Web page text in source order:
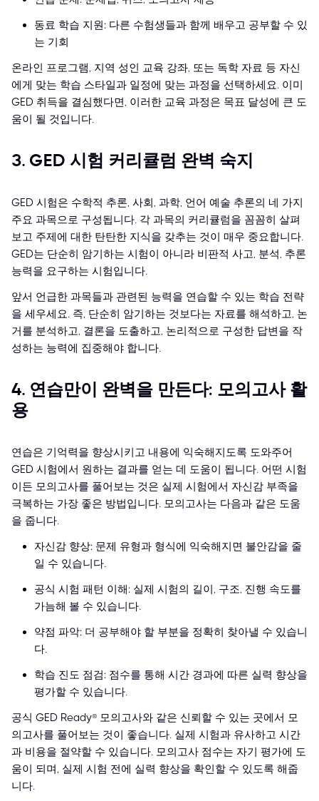
동료 학습 지원: 다른 수험생들과 함께 배우고 공부할 수 있
는 기회
온라인 프로그램, 지역 성인 교육 강좌, 또는 독학 자료 등 자신
에게 맞는 학습 스타일과 일정에 맞는 과정을 선택하세요. 이미
GED 취득을 결심했다면, 이러한 교육 과정은 목표 달성에 큰 도
움이 될 것입니다.
3. GED 시험 커리큘럼 완벽 숙지
GED 시험은 수학적 추론, 사회, 과학, 언어 예술 추론의 네 가지
주요 과목으로 구성됩니다. 각 과목의 커리큘럼을 꼼꼼히 살펴
보고 주제에 대한 탄탄한 지식을 갖추는 것이 매우 중요합니다.
GED는 단순히 암기하는 시험이 아니라 비판적 사고, 분석, 추론
능력을 요구하는 시험입니다.
앞서 언급한 과목들과 관련된 능력을 연습할 수 있는 학습 전략
을 세우세요. 즉, 단순히 암기하는 것보다는 자료를 해석하고, 논
거를 분석하고, 결론을 도출하고, 논리적으로 구성한 답변을 작
성하는 능력에 집중해야 합니다.
4. 연습만이 완벽을 만든다: 모의고사 활
용
연습은 기억력을 향상시키고 내용에 익숙해지도록 도와주어
GED 시험에서 원하는 결과를 얻는 데 도움이 됩니다. 어떤 시험
이든 모의고사를 풀어보는 것은 실제 시험에서 자신감 부족을
극복하는 가장 좋은 방법입니다. 모의고사는 다음과 같은 도움
을 줍니다.
자신감 향상: 문제 유형과 형식에 익숙해지면 불안감을 줄
일 수 있습니다.
공식 시험 패턴 이해: 실제 시험의 길이, 구조, 진행 속도를
가늠해 볼 수 있습니다.
약점 파악: 더 공부해야 할 부분을 정확히 찾아낼 수 있습니
다.
학습 진도 점검: 점수를 통해 시간 경과에 따른 실력 향상을
평가할 수 있습니다.
공식 GED Ready® 모의고사와 같은 신뢰할 수 있는 곳에서 모
의고사를 풀어보는 것이 좋습니다. 실제 시험과 유사하고 시간
과 비용을 절약할 수 있습니다. 모의고사 점수는 자기 평가에 도
움이 되며, 실제 시험 전에 실력 향상을 확인할 수 있도록 해줍
니다.